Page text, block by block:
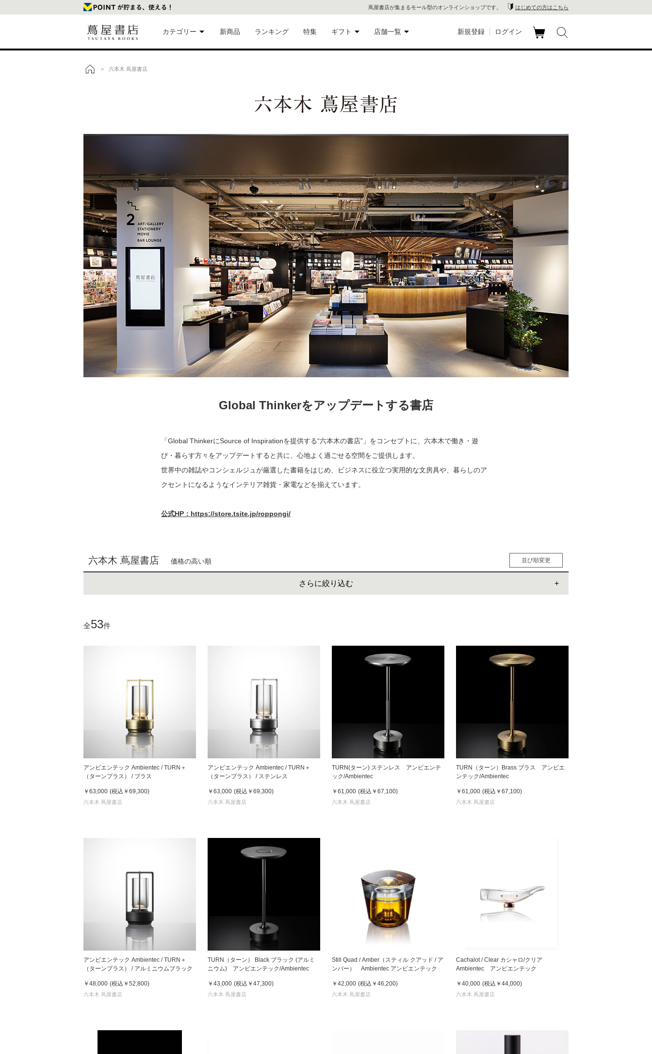
蔦屋書店が集まるモール型のオンラインショップです。 はじめての方はこちら
カテゴリー
文具
雑貨
家電
食品
eギフト
新商品 ランキング 特集 ギフト
eギフト
店舗一覧
六本木 蔦
屋書店
京都 蔦屋
書店
京都岡崎
蔦屋書店
梅田 蔦屋
枚方 蔦屋
書店
書店
六本松 蔦
新規登録 ログイン
> 六本木 蔦屋書店
Global Thinkerをアップデートする書店
「Global ThinkerにSource of Inspirationを提供する“六本木の書店”」をコンセプトに、六本木で働き・遊
び・暮らす方々をアップデートすると共に、心地よく過ごせる空間をご提供します。
世界中の雑誌やコンシェルジュが厳選した書籍をはじめ、ビジネスに役立つ実用的な文房具や、暮らしのア
クセントになるようなインテリア雑貨・家電などを揃えています。
公式HP：https://store.tsite.jp/roppongi/
六本木 蔦屋書店 価格の高い順
さらに絞り込む
全53件
並び順変更
人気順
女性人気順
アンビエンテック Ambientec / TURN＋
（ターンプラス） / ブラス
￥63,000 (税込 ￥69,300)
六本木 蔦屋書店
アンビエンテック Ambientec / TURN＋
（ターンプラス） / ステンレス
￥63,000 (税込 ￥69,300)
六本木 蔦屋書店
TURN(ターン) ステンレス アンビエンテ
ック/Ambientec
￥61,000 (税込 ￥67,100)
六本木 蔦屋書店
TURN（ターン）Brass ブラス アンビエ
ンテック/Ambientec
￥61,000 (税込 ￥67,100)
六本木 蔦屋書店
アンビエンテック Ambientec / TURN＋
（ターンプラス） / アルミニウムブラック
￥48,000 (税込 ￥52,800)
六本木 蔦屋書店
TURN（ターン） Black ブラック (アルミ
ニウム) アンビエンテック/Ambientec
￥43,000 (税込 ￥47,300)
六本木 蔦屋書店
Still Quad / Amber（スティル クアッド / ア
ンバー） Ambientec アンビエンテック
￥42,000 (税込 ￥46,200)
六本木 蔦屋書店
Cachalot / Clear カシャロ/クリア
Ambientec アンビエンテック
￥40,000 (税込 ￥44,000)
六本木 蔦屋書店